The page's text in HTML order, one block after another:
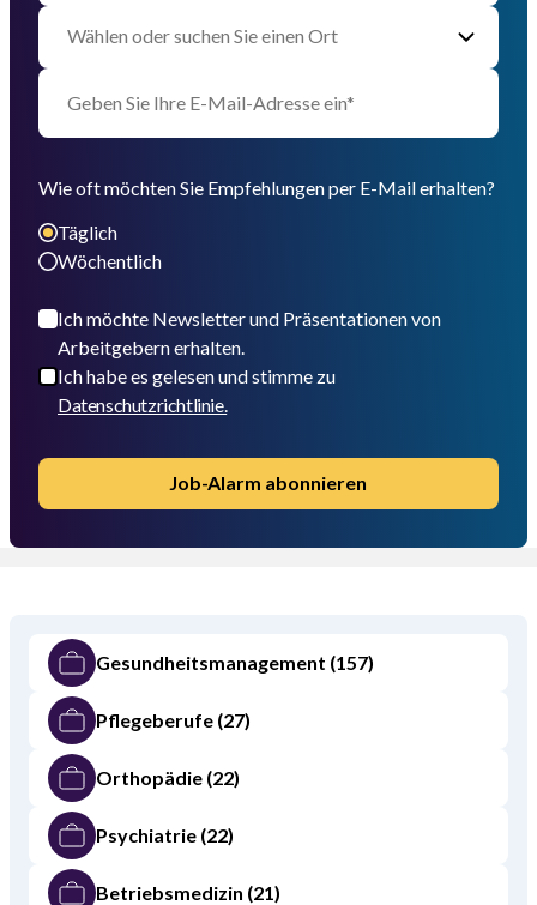
Wie oft möchten Sie Empfehlungen per E-Mail erhalten?
Täglich
Wöchentlich
Ich möchte Newsletter und Präsentationen von
Arbeitgebern erhalten.
Ich habe es gelesen und stimme zu
Datenschutzrichtlinie.
Job-Alarm abonnieren
Gesundheitsmanagement (157)
Pflegeberufe (27)
Orthopädie (22)
Psychiatrie (22)
Betriebsmedizin (21)